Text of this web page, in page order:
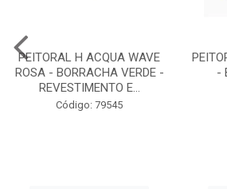
PEITORAL H ACQUA WAVE
ROSA - BORRACHA VERDE -
REVESTIMENTO E...
Código: 79545
-